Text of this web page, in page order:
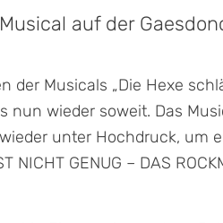
auf der
der Musicals „Die Hexe
nun wieder soweit. Das
unter Hochdruck, um
NICHT GENUG – DAS